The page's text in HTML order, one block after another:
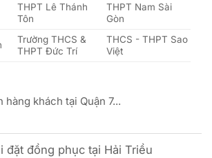
THPT Lê Thánh
Tôn
THPT Nam Sài
Gòn
Trường THCS &
THPT Đức Trí
THCS - THPT Sao
Việt
hàng khách tại Quận 7...
đặt đồng phục tại Hải Triều